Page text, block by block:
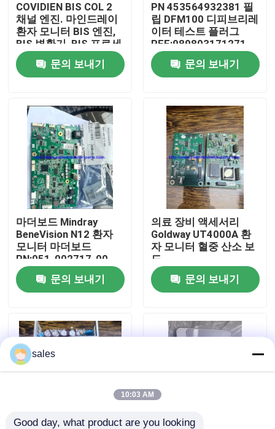
집
제품
비디오
우리 에 관한 것
공장 투어
품질 관리
인용 을 요청 하십시오
환자 모니터 모듈
COVIDIEN BIS COL 2
채널 엔진. 마인드레이
환자 모니터 BIS 엔진,
BIS 변환기, BIS 프로세
서
문의 보내기
PN 453564932381 필
립 DFM100 디피브리레
이터 테스트 플러그
REF:989803171271
문의 보내기
마더보드 Mindray
BeneVision N12 환자
모니터 마더보드
PN:051-002717-00
문의 보내기
의료 장비 액세서리
Goldway UT4000A 환
자 모니터 혈중 산소 보
드
문의 보내기
sales
10:03 AM
Good day, what product are you looking